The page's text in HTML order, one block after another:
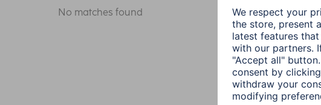
No matches found